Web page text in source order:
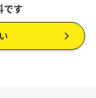
です